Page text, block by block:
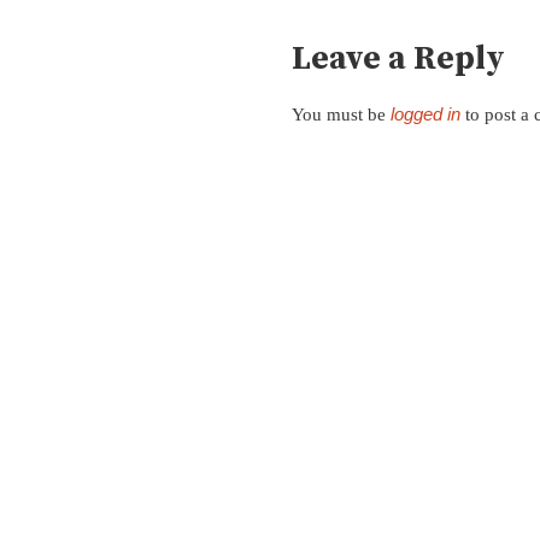
Leave a Reply
You must be logged in to post a